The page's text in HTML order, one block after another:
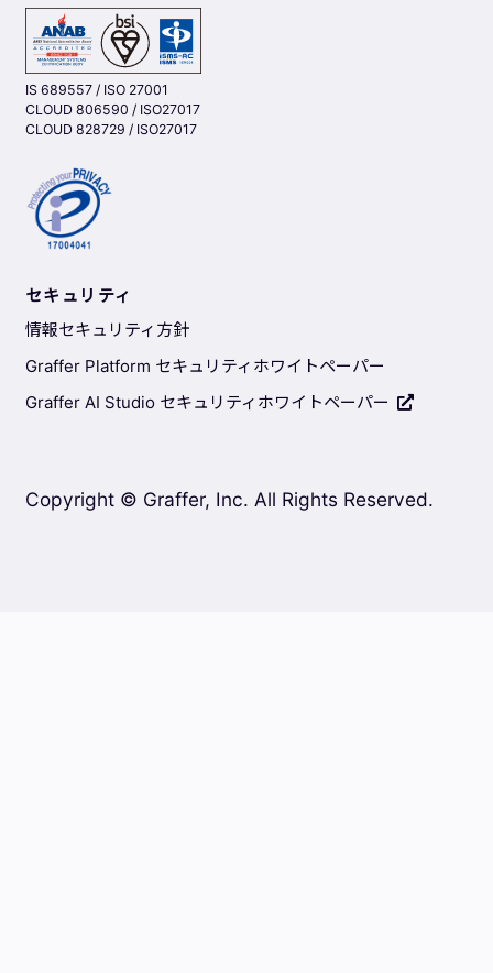
IS 689557 / ISO 27001
CLOUD 806590 / ISO27017
CLOUD 828729 / ISO27017
セキュリティ
情報セキュリティ方針
Graffer Platform セキュリティホワイトペーパー
Graffer AI Studio セキュリティホワイトペーパー
Copyright © Graffer, Inc. All Rights Reserved.